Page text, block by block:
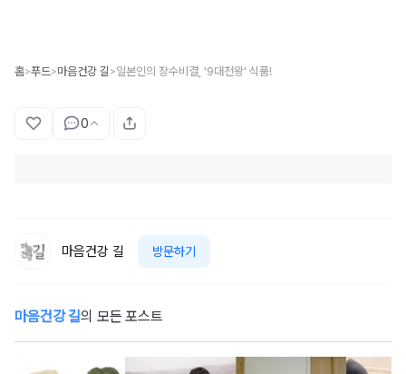
홈>푸드>마음건강 길 >일본인의 장수비결, '9대천왕' 식품!
0
마음건강 길 방문하기
마음건강 길의 모든 포스트